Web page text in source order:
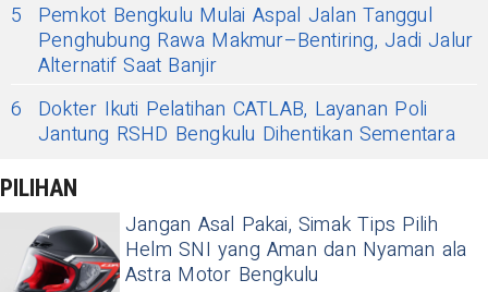
5
Pemkot Bengkulu Mulai Aspal Jalan Tanggul
Penghubung Rawa Makmur–Bentiring, Jadi Jalur
Alternatif Saat Banjir
6
Dokter Ikuti Pelatihan CATLAB, Layanan Poli
Jantung RSHD Bengkulu Dihentikan Sementara
PILIHAN
Jangan Asal Pakai, Simak Tips Pilih
Helm SNI yang Aman dan Nyaman ala
Astra Motor Bengkulu